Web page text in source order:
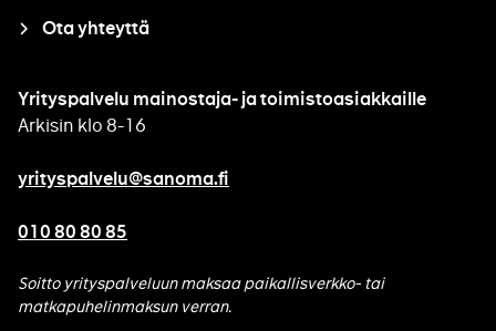
Ota yhteyttä
Yrityspalvelu mainostaja- ja toimistoasiakkaille
Arkisin klo 8-16
yrityspalvelu@sanoma.fi
010 80 80 85
Soitto yrityspalveluun maksaa paikallisverkko- tai
matkapuhelinmaksun verran.